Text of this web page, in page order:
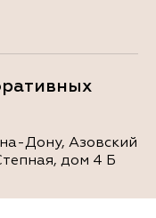
Дону, Азовский
дом 4 Б